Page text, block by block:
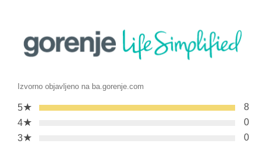
Izvorno objavljeno na ba.gorenje.com
5★
8
4★
0
3★ 0